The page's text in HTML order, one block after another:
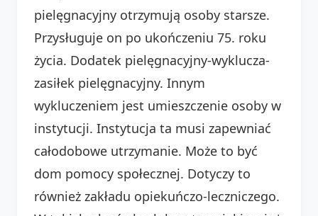
pielęgnacyjny otrzymują osoby starsze.
Przysługuje on po ukończeniu 75. roku
życia. Dodatek pielęgnacyjny-wyklucza-
zasiłek pielęgnacyjny. Innym
wykluczeniem jest umieszczenie osoby w
instytucji. Instytucja ta musi zapewniać
całodobowe utrzymanie. Może to być
dom pomocy społecznej. Dotyczy to
również zakładu opiekuńczo-leczniczego.